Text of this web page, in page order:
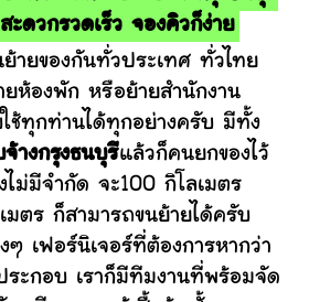
ะดวกรวดเร็ว จองคิวก็ง่าย
องกันทั่วประเทศ ทั่วไทย
ยห้องพัก หรือย้ายสำนักงาน
ช้ทุกท่านได้ทุกอย่างครับ มีทั้ง
างกรุงธนบุรีแล้วก็คนยกของไว้
ไม่มีจำกัด จะ100 กิโลเมตร
มตร ก็สามารถขนย้ายได้ครับ
งๆ เฟอร์นิเจอร์ที่ต้องการหากว่า
ระกอบ เราก็มีทีมงานที่พร้อมจัด